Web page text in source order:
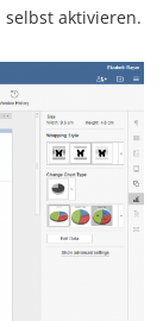
aktivieren.